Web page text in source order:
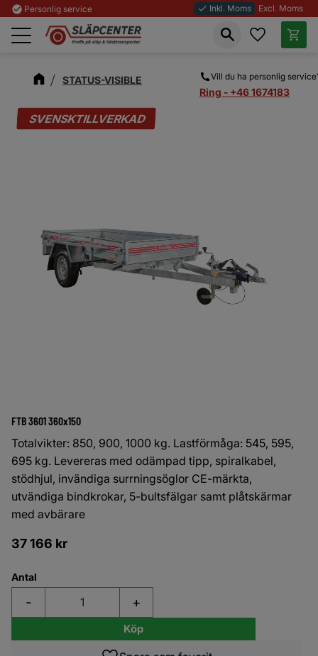
Meny
check_circle Personlig service done Inkl. Moms Excl. Moms
Vill du ha personlig
Ring - +46 1674183
Favoriter
STATUS-VISIBLE
SVENSKTILLVERKAD
FTB 3601 360x150
Totalvikter: 850, 900, 1000 kg. Lastförmåga: 545, 595,
695 kg. Levereras med odämpad tipp, spiralkabel,
stödhjul, invändiga surrningsöglor CE-märkta,
utvändiga bindkrokar, 5-bultsfälgar samt plåtskärmar
med avbärare
37 166 kr
Antal
+
-
Köp